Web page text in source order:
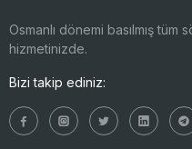
Osmanlı dönemi basılmış
hizmetinizde.
Bizi takip ediniz: